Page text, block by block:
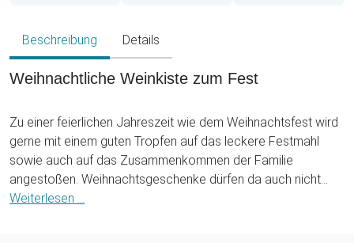
Beschreibung Details
Weihnachtliche Weinkiste zum Fest
Zu einer feierlichen Jahreszeit wie dem Weihnachtsfest wird
gerne mit einem guten Tropfen auf das leckere Festmahl
sowie auch auf das Zusammenkommen der Familie
angestoßen. Weihnachtsgeschenke dürfen da auch nicht
fehlen und sollten, wenn möglich, einen weihnachtlichen
Weiterlesen ...